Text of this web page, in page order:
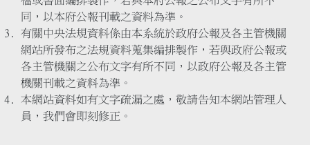
同，以本府公報刊載之資料為準。
有關中央法規資料係由本系統於政府公報及各主管機關
網站所發布之法規資料蒐集編排製作，若與政府公報或
各主管機關之公布文字有所不同，以政府公報及各主管
機關刊載之資料為準。
本網站資料如有文字疏漏之處，敬請告知本網站管理人
員，我們會即刻修正。